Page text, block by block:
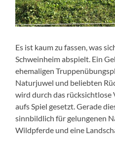
Es ist kaum zu fassen, was
Schweinheim abspielt. Ein
ehemaligen
Naturjuwel und beliebten
wird durch das rücksichtlose
aufs Spiel gesetzt. Gerade
sinnbildlich für gelungenen
Wildpferde und eine